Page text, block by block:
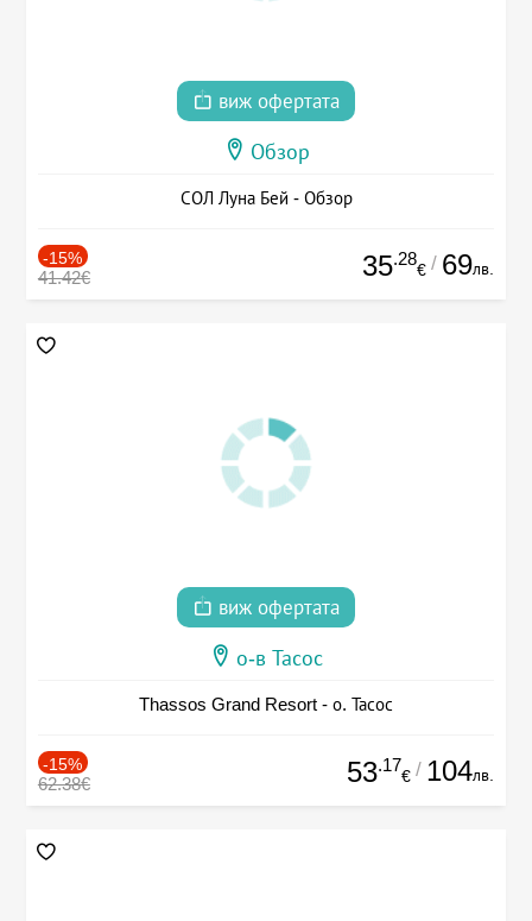
виж офертата
Обзор
СОЛ Луна Бей - Обзор
-15%
41.42€ 35.28
€ / 69лв.
виж офертата
о-в Тасос
Thassos Grand Resort - о. Тасос
-15%
62.38€ 53.17
€ / 104лв.